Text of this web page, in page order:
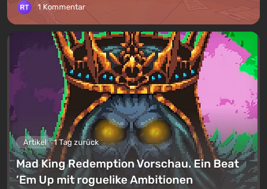
1 Kommentar
Artikel 1 Tag zurück
Mad King Redemption Vorschau. Ein Beat
’Em Up mit roguelike Ambitionen